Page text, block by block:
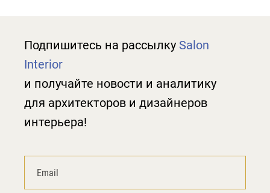
Подпишитесь на рассылку Salon
Interior
и получайте новости и аналитику
для архитекторов и дизайнеров
интерьера!